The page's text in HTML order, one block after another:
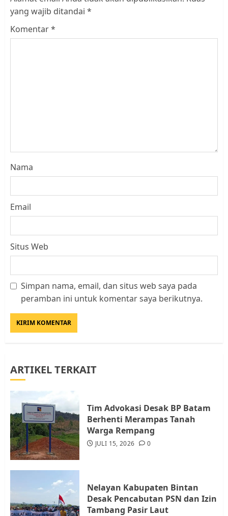
yang wajib ditandai *
Komentar*
Nama
Email
Situs Web
Simpan nama, email, dan situs web saya pada
peramban ini untuk komentar saya berikutnya.
ARTIKEL TERKAIT
Tim Advokasi Desak BP Batam
Berhenti Merampas Tanah
Warga Rempang
JULI 15, 2026 0
Nelayan Kabupaten Bintan
Desak Pencabutan PSN dan Izin
Tambang Pasir Laut
Datangi Pemko Batam, Warga
4
Warga Rempang Ajukan
Resahkan Warga
JULI 17, 2026 0
5
JULI 15, 2026 0